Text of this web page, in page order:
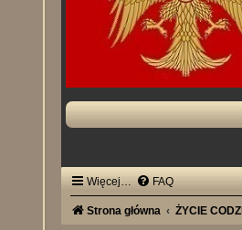
Więcej… FAQ
Strona główna ŻYCIE